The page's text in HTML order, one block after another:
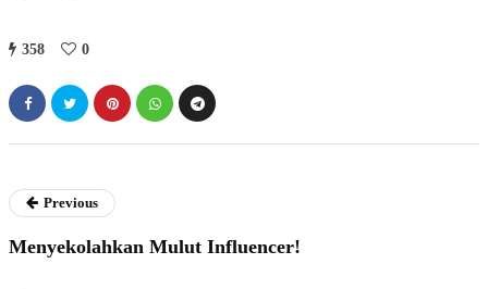
358 0
Previous
Menyekolahkan Mulut Influencer!